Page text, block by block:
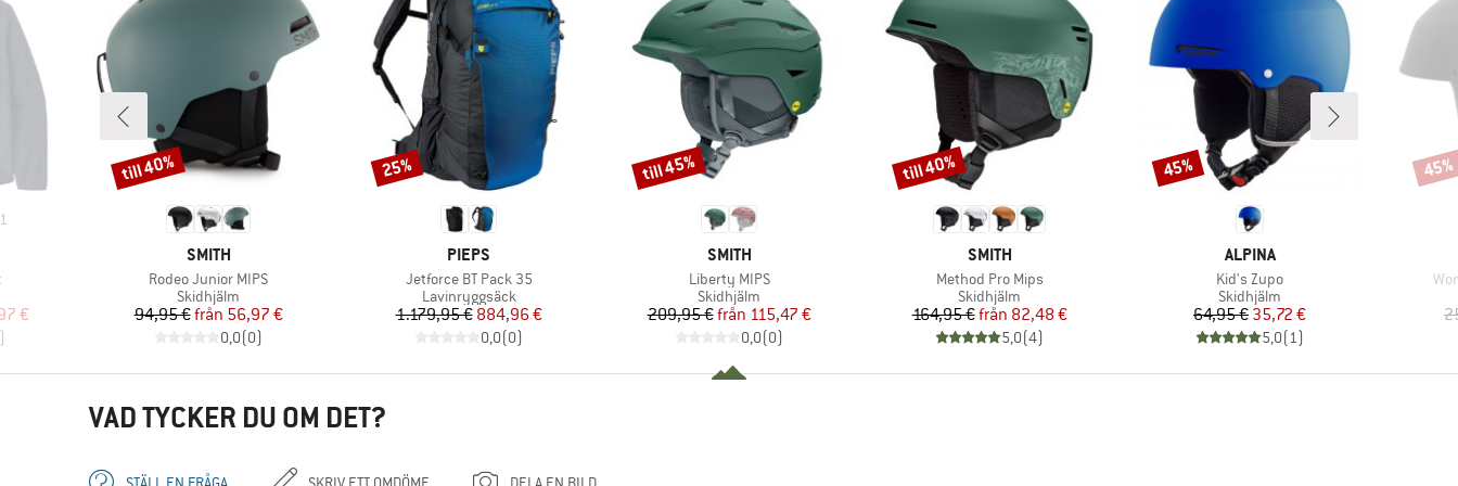
1
pris
€
VARUMÄRKE
SMITH
Produkter
Rodeo Junior MIPS
Produktgrupp
Skidhjälm
Pris
94,95 € Reducerat pris
från 56,97 €
0,0(0)
Rabatt
till 40%
VARUMÄRKE
PIEPS
Produkter
Jetforce BT Pack 35
Produktgrupp
Lavinryggsäck
Pris
1.179,95 €Reducerat pris
884,96 €
0,0(0)
Rabatt
25%
VARUMÄRKE
SMITH
Produkter
Liberty MIPS
Produktgrupp
Skidhjälm
Pris
209,95 € Reducerat pris
från 115,47 €
0,0(0)
Rabatt
till 45%
VARUMÄRKE
SMITH
Produkter
Method Pro Mips
Produktgrupp
Skidhjälm
Pris
164,95 € Reducerat pris
från 82,48 €
5,0(4)
Rabatt
till 40%
VARUMÄRKE
ALPINA
Produkter
Kid's Zupo
Produktgrupp
Skidhjälm
Pris
64,95 €Reducerat pris
35,72 €
5,0(1)
Rabatt
45% 45%
VAD TYCKER DU OM DET?